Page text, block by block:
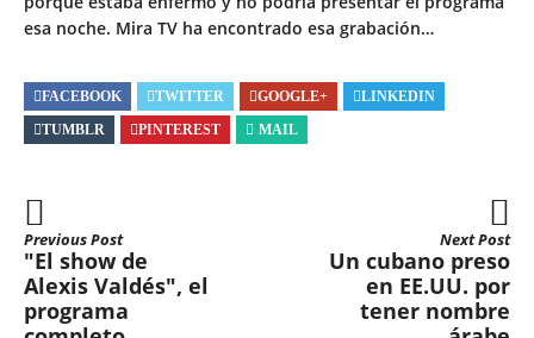
esa noche. Mira TV ha encontrado esa grabación…
FACEBOOK TWITTER GOOGLE+
LINKEDIN
TUMBLR
PINTEREST MAIL
Previous Post
"El show de
Alexis Valdés", el
programa
Next Post
Un cubano preso
en EE.UU. por
tener nombre